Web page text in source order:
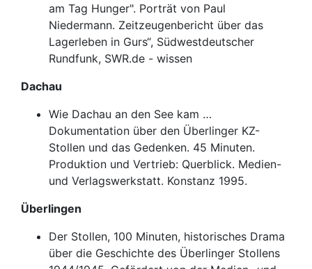
am Tag Hunger". Porträt von Paul
Niedermann. Zeitzeugenbericht über das
Lagerleben in Gurs“, Südwestdeutscher
Rundfunk, SWR.de - wissen
Dachau
Wie Dachau an den See kam …
Dokumentation über den Überlinger KZ-
Stollen und das Gedenken. 45 Minuten.
Produktion und Vertrieb: Querblick. Medien-
und Verlagswerkstatt. Konstanz 1995.
Überlingen
Der Stollen, 100 Minuten, historisches Drama
über die Geschichte des Überlinger Stollens